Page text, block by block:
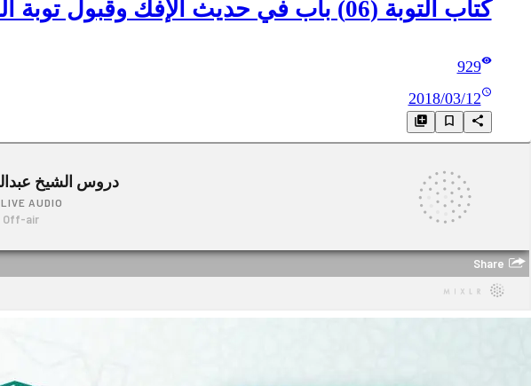
كتاب التوبة (06) باب في حديث الإفك وقبول توبة القاذف – إلى باب براءة حرم النبي صلى الله عليه وسلم من الريبة
929
2018/03/12